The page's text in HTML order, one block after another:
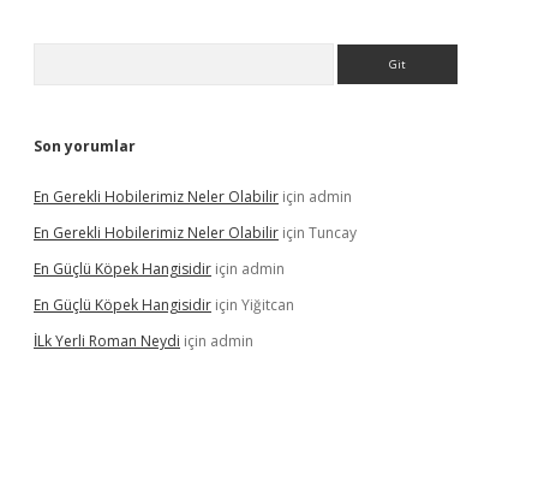
Son yorumlar
En Gerekli Hobilerimiz Neler Olabilir için admin
En Gerekli Hobilerimiz Neler Olabilir için Tuncay
En Güçlü Köpek Hangisidir için admin
En Güçlü Köpek Hangisidir için Yiğitcan
İLk Yerli Roman Neydi için admin